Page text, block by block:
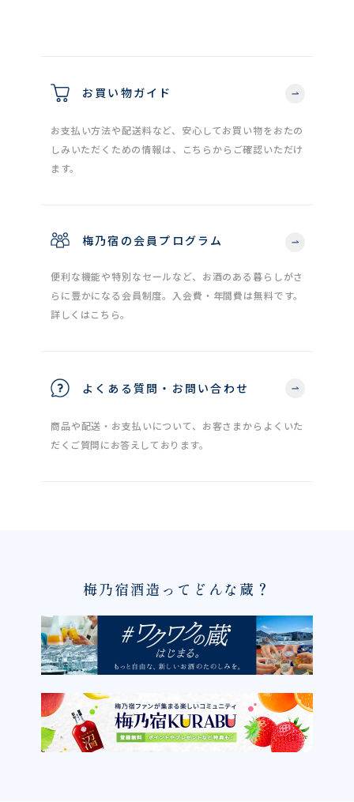
お買い物ガイド
お支払い方法や配送料など、安心してお買い物をおたの
しみいただくための情報は、こちらからご確認いただけ
ます。
梅乃宿の会員プログラム
便利な機能や特別なセールなど、お酒のある暮らしがさ
らに豊かになる会員制度。入会費・年間費は無料です。
詳しくはこちら。
よくある質問・お問い合わせ
商品や配送・お支払いについて、お客さまからよくいた
だくご質問にお答えしております。
梅乃宿酒造ってどんな蔵？